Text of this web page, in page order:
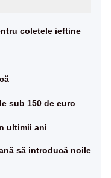
coletele ieftine
sub 150 de euro
ultimii ani
să introducă noile